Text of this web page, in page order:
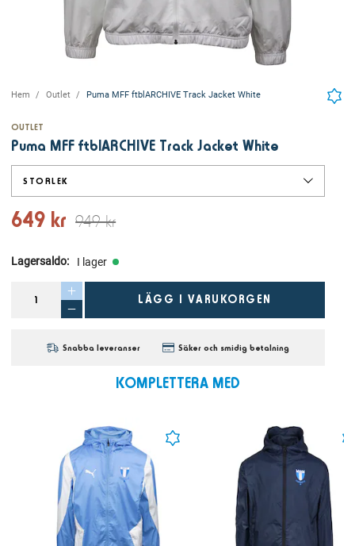
Hem Outlet Puma MFF ftblARCHIVE Track Jacket White
OUTLET
Puma MFF ftblARCHIVE Track Jacket White
STORLEK
649 kr 949 kr
Lagersaldo: I lager
LÄGG I VARUKORGEN
Snabba leveranser Säker och smidig betalning
KOMPLETTERA MED